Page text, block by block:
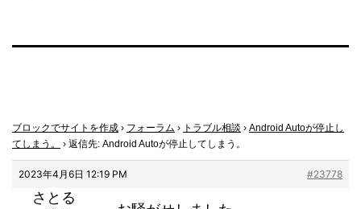
ブロックでサイトを作成 › フォーラム › トラブル相談 › Android Autoが停止し
てしまう。
› 返信先: Android Autoが停止してしまう。
2023年4月6日 12:19 PM #23778
さとる